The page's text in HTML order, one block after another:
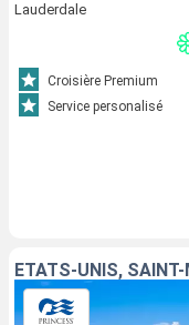
Lauderdale
Croisière Premium
Service personalisé